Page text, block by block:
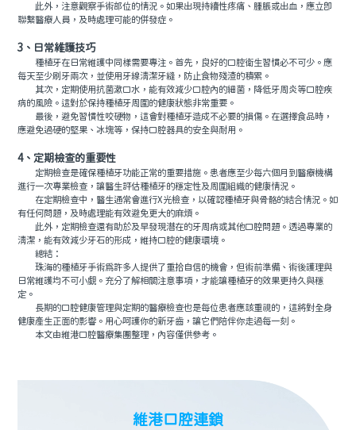
此外，注意觀察手術部位的情況。如果出現持續性疼痛、腫脹或出血，應立即
聯繫醫療人員，及時處理可能的併發症。
3、日常維護技巧
種植牙在日常維護中同樣需要專注。首先，良好的口腔衛生習慣必不可少。應
每天至少刷牙兩次，並使用牙線清潔牙縫，防止食物殘渣的積累。
其次，定期使用抗菌漱口水，能有效減少口腔內的細菌，降低牙周炎等口腔疾
病的風險。這對於保持種植牙周圍的健康狀態非常重要。
最後，避免習慣性咬硬物，這會對種植牙造成不必要的損傷。在選擇食品時，
應避免過硬的堅果、冰塊等，保持口腔器具的安全與耐用。
4、定期檢查的重要性
定期檢查是確保種植牙功能正常的重要措施。患者應至少每六個月到醫療機構
進行一次專業檢查，讓醫生評估種植牙的穩定性及周圍組織的健康情況。
在定期檢查中，醫生通常會進行X光檢查，以確認種植牙與骨骼的結合情況。如
有任何問題，及時處理能有效避免更大的麻煩。
此外，定期檢查還有助於及早發現潛在的牙周病或其他口腔問題。透過專業的
清潔，能有效減少牙石的形成，維持口腔的健康環境。
總結：
珠海的種植牙手術為許多人提供了重拾自信的機會，但術前準備、術後護理與
日常維護均不可小覷。充分了解相關注意事項，才能讓種植牙的效果更持久與穩
定。
長期的口腔健康管理與定期的醫療檢查也是每位患者應該重視的，這將對全身
健康產生正面的影響。用心呵護你的新牙齒，讓它們陪伴你走過每一刻。
本文由維港口腔醫療集團整理，內容僅供參考。
維港口腔連鎖